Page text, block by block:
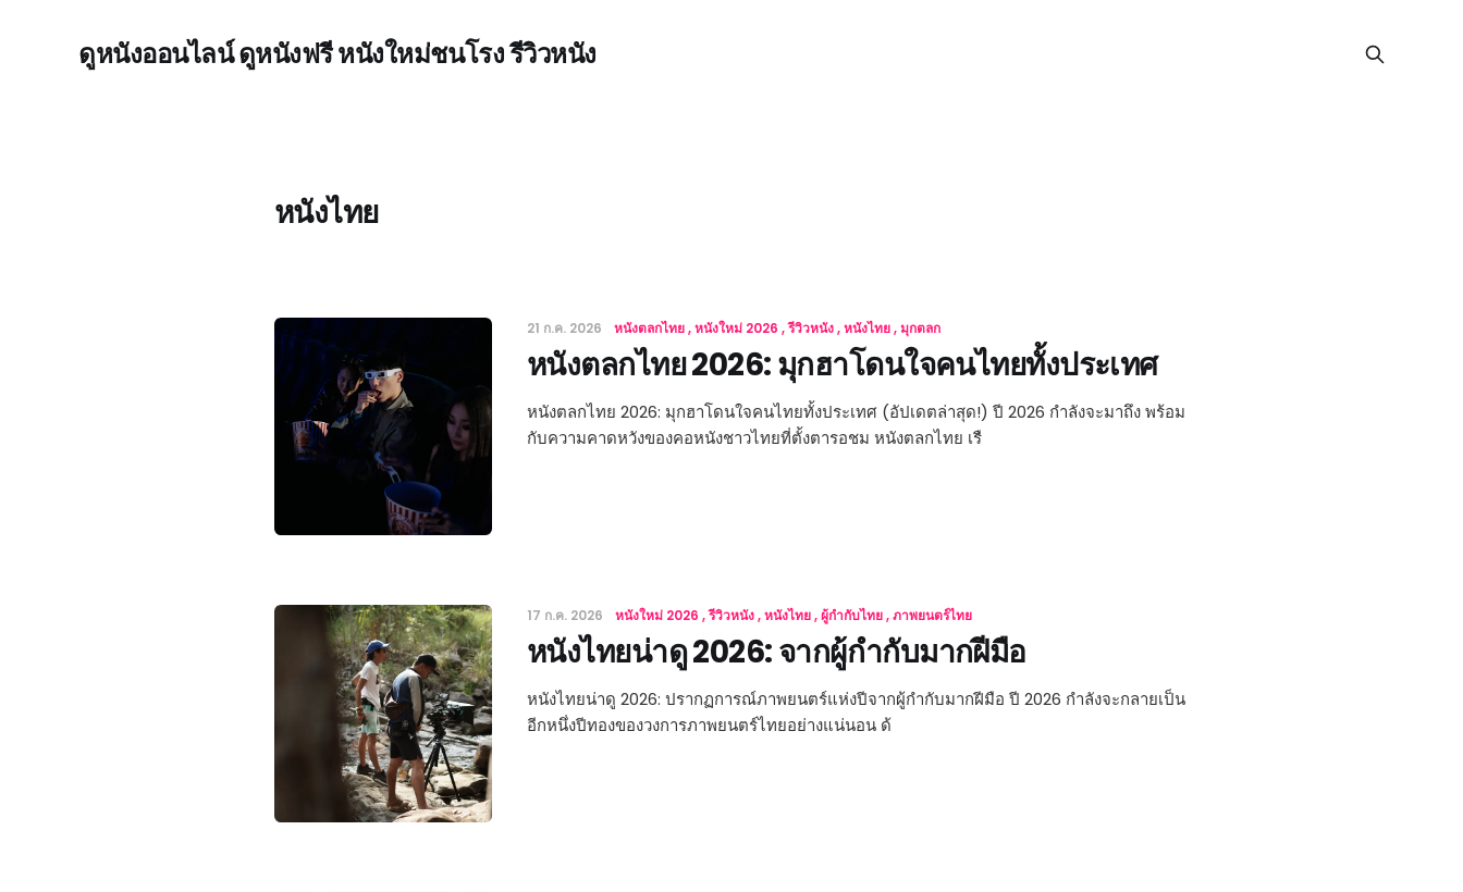
ดูหนังออนไลน์ ดูหนังฟรี หนังใหม่ชนโรง รีวิวหนัง
หนังไทย
21 ก.ค. 2026 หนังตลกไทย หนังใหม่ 2026 รีวิวหนัง หนังไทย มุกตลก
หนังตลกไทย 2026: มุกฮาโดนใจคนไทยทั้งประเทศ
หนังตลกไทย 2026: มุกฮาโดนใจคนไทยทั้งประเทศ (อัปเดตล่าสุด!) ปี 2026 กำลังจะมาถึง พร้อม
กับความคาดหวังของคอหนังชาวไทยที่ตั้งตารอชม หนังตลกไทย เรื
17 ก.ค. 2026 หนังใหม่ 2026 รีวิวหนัง หนังไทย ผู้กำกับไทย ภาพยนตร์ไทย
หนังไทยน่าดู 2026: จากผู้กำกับมากฝีมือ
หนังไทยน่าดู 2026: ปรากฏการณ์ภาพยนตร์แห่งปีจากผู้กำกับมากฝีมือ ปี 2026 กำลังจะกลายเป็น
อีกหนึ่งปีทองของวงการภาพยนตร์ไทยอย่างแน่นอน ด้